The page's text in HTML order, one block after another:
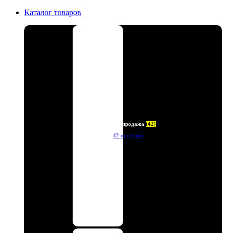
Каталог товаров
Распродажа (42)
42 продукта